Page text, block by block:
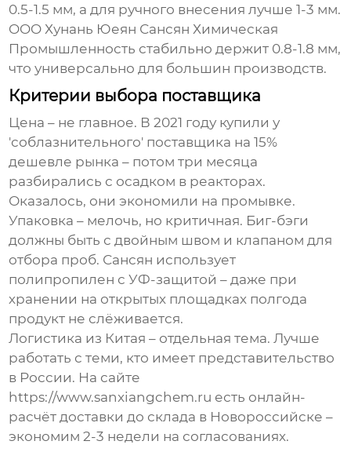
0.5-1.5 мм, а для ручного внесения лучше 1-3 мм.
OOO Хунань Юеян Сансян Химическая
Промышленность стабильно держит 0.8-1.8 мм,
что универсально для большин производств.
Критерии выбора поставщика
Цена – не главное. В 2021 году купили у
'соблазнительного' поставщика на 15%
дешевле рынка – потом три месяца
разбирались с осадком в реакторах.
Оказалось, они экономили на промывке.
Упаковка – мелочь, но критичная. Биг-бэги
должны быть с двойным швом и клапаном для
отбора проб. Сансян использует
полипропилен с УФ-защитой – даже при
хранении на открытых площадках полгода
продукт не слёживается.
Логистика из Китая – отдельная тема. Лучше
работать с теми, кто имеет представительство
в России. На сайте
https://www.sanxiangchem.ru есть онлайн-
расчёт доставки до склада в Новороссийске –
экономим 2-3 недели на согласованиях.